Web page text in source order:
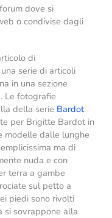
dove si
o condivise dagli
di
serie di articoli
in una sezione
Le fotografie
della serie Bardot
per Brigitte Bardot in
modelle dalle lunghe
ma di
nuda e con
terra a gambe
sul petto a
piedi sono rivolti
si sovrappone alla